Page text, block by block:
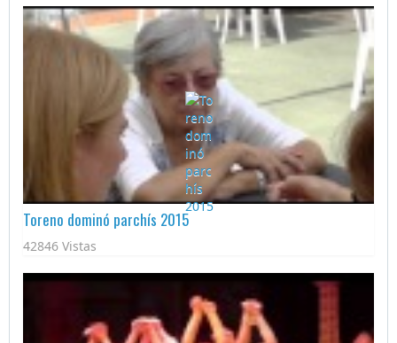
Toreno dominó parchís 2015
42846 Vistas